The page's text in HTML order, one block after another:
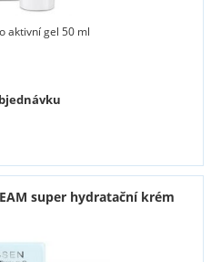
aktivní gel 50 ml
super hydratační krém